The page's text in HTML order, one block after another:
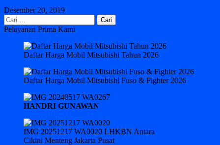
Desember 20, 2019
Cari
untuk:
Pelayanan Prima Kami
Daftar Harga Mobil Mitsubishi Tahun 2026
Daftar Harga Mobil Mitsubishi Fuso & Fighter 2026
HANDRI GUNAWAN
IMG 20251217 WA0020 LHKBN Antara
Cikini Menteng Jakarta Pusat